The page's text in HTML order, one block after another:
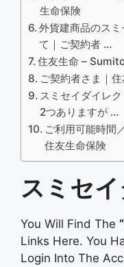
生命保険
外貨建商品のス
て｜ご契約者 …
住友生命 –
ご契約者さま｜
スミセイダイレ
2つありますが …
ご利用可能時間
住友生命保険
スミセ
You Will Find The
Links Here. You
Login Into The